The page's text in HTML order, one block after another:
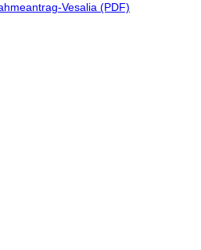
Vesalia (PDF)